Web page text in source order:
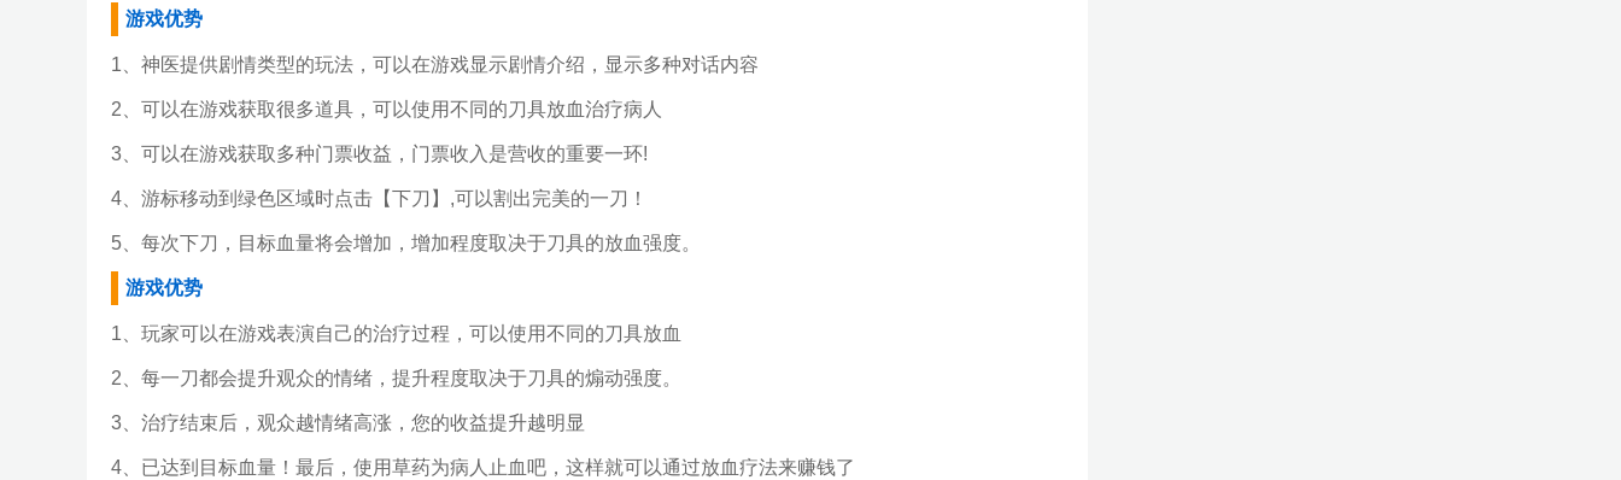
游戏优势
1、神医提供剧情类型的玩法，可以在游戏显示剧情介绍，显示多种对话内容
2、可以在游戏获取很多道具，可以使用不同的刀具放血治疗病人
3、可以在游戏获取多种门票收益，门票收入是营收的重要一环!
4、游标移动到绿色区域时点击【下刀】,可以割出完美的一刀！
5、每次下刀，目标血量将会增加，增加程度取决于刀具的放血强度。
游戏优势
1、玩家可以在游戏表演自己的治疗过程，可以使用不同的刀具放血
2、每一刀都会提升观众的情绪，提升程度取决于刀具的煽动强度。
3、治疗结束后，观众越情绪高涨，您的收益提升越明显
4、已达到目标血量！最后，使用草药为病人止血吧，这样就可以通过放血疗法来赚钱了